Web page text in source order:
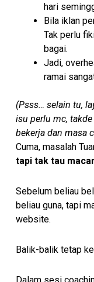
hari
Bila iklan
Tak perlu
bagai.
Jadi,
ramai
(Psss… selain tu,
isu perlu mc,
bekerja dan masa
Cuma, masalah
tapi tak tau
Sebelum beliau
beliau guna, tapi
website.
Balik-balik tetap
Dalam sesi